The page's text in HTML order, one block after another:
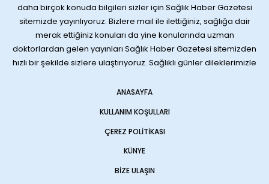
daha birçok konuda bilgileri sizler için Sağlık Haber Gazetesi
sitemizde yayınlıyoruz. Bizlere mail ile ilettiğiniz, sağlığa dair
merak ettiğiniz konuları da yine konularında uzman
doktorlardan gelen yayınları Sağlık Haber Gazetesi sitemizden
hızlı bir şekilde sizlere ulaştırıyoruz. Sağlıklı günler dileklerimizle
ANASAYFA
KULLANIM KOŞULLARI
ÇEREZ POLITIKASI
KÜNYE
BIZE ULAŞIN